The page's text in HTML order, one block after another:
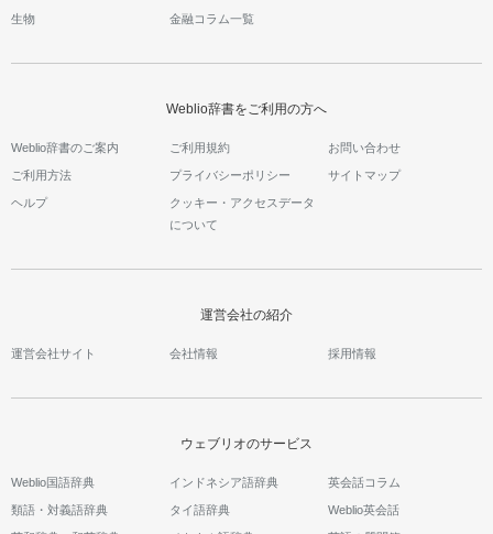
生物 金融コラム一覧
Weblio辞書をご利用の方へ
Weblio辞書のご案内 ご利用規約 お問い合わせ
ご利用方法 プライバシーポリシー サイトマップ
ヘルプ
クッキー・アクセスデータ
について
運営会社の紹介
運営会社サイト 会社情報 採用情報
ウェブリオのサービス
Weblio国語辞典
類語・対義語辞典
インドネシア語辞典
タイ語辞典
英会話コラム
Weblio英会話